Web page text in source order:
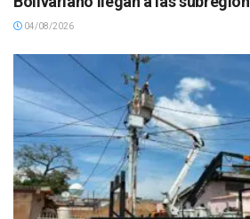
04/08/2026